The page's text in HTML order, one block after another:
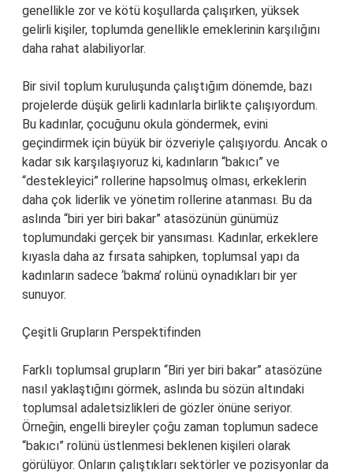
genellikle zor ve kötü koşullarda çalışırken, yüksek
gelirli kişiler, toplumda genellikle emeklerinin karşılığını
daha rahat alabiliyorlar.
Bir sivil toplum kuruluşunda çalıştığım dönemde, bazı
projelerde düşük gelirli kadınlarla birlikte çalışıyordum.
Bu kadınlar, çocuğunu okula göndermek, evini
geçindirmek için büyük bir özveriyle çalışıyordu. Ancak o
kadar sık karşılaşıyoruz ki, kadınların “bakıcı” ve
“destekleyici” rollerine hapsolmuş olması, erkeklerin
daha çok liderlik ve yönetim rollerine atanması. Bu da
aslında “biri yer biri bakar” atasözünün günümüz
toplumundaki gerçek bir yansıması. Kadınlar, erkeklere
kıyasla daha az fırsata sahipken, toplumsal yapı da
kadınların sadece ‘bakma’ rolünü oynadıkları bir yer
sunuyor.
Çeşitli Grupların Perspektifinden
Farklı toplumsal grupların “Biri yer biri bakar” atasözüne
nasıl yaklaştığını görmek, aslında bu sözün altındaki
toplumsal adaletsizlikleri de gözler önüne seriyor.
Örneğin, engelli bireyler çoğu zaman toplumun sadece
“bakıcı” rolünü üstlenmesi beklenen kişileri olarak
görülüyor. Onların çalıştıkları sektörler ve pozisyonlar da